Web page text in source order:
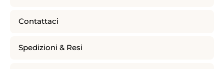
Contattaci
Spedizioni & Resi